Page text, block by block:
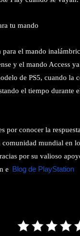
tu mando
para el mando
y el mando Access
de PS5, cuando la
el tiempo durante
por conocer la
mundial en
por su valioso
e
Blog de PlayStation